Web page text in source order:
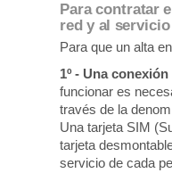
Para contratar
red y al
Para que un alta
1º - Una
funcionar es
través de la
Una tarjeta SIM
tarjeta
servicio de cada